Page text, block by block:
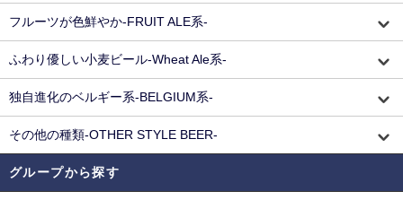
フルーツが色鮮やか-FRUIT ALE系-
ふわり優しい小麦ビール-Wheat Ale系-
独自進化のベルギー系-BELGIUM系-
その他の種類-OTHER STYLE BEER-
グループから探す